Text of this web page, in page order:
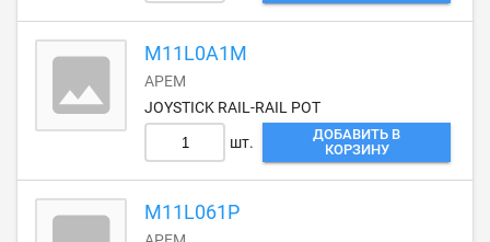
M11L0A1M
APEM
JOYSTICK RAIL-RAIL POT
шт.
ДОБАВИТЬ В
КОРЗИНУ
M11L061P